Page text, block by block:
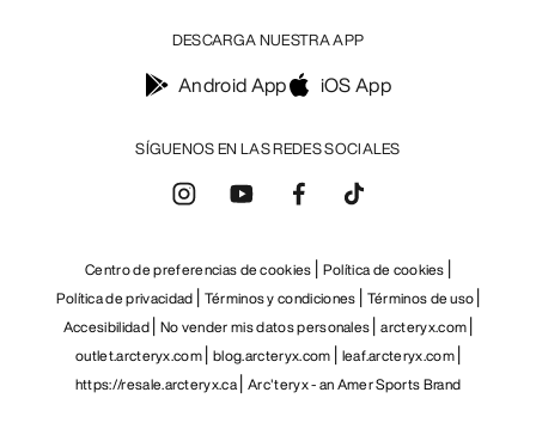
SÍGUENOS EN LAS REDES SOCIALES
DESCARGA NUESTRA APP
Android App iOS App
Centro de preferencias de cookies Política de cookies
Política de privacidad Términos y condiciones Términos de uso
Accesibilidad No vender mis datos personales arcteryx.com
outlet.arcteryx.com blog.arcteryx.com leaf.arcteryx.com
https://resale.arcteryx.ca Arc'teryx - an Amer Sports Brand